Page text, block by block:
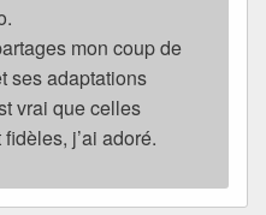
mon coup de
ses adaptations
vrai que celles
j’ai adoré.